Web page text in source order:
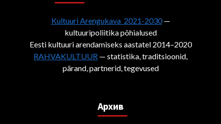
Kultuuri Arengukava 2021-2030—
kultuuripoliitika põhialused
Eesti kultuuri arendamiseks aastatel 2014–2020
RAHVAKULTUUR — statistika, traditsioonid,
pärand, partnerid, tegevused
Архив